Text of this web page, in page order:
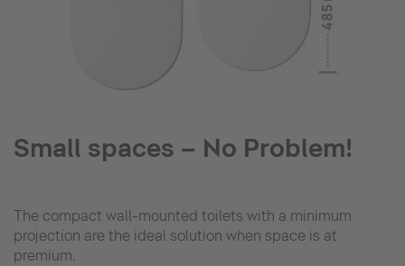
Small spaces – No Problem!
The compact wall-mounted toilets with a minimum
projection are the ideal solution when space is at
premium.